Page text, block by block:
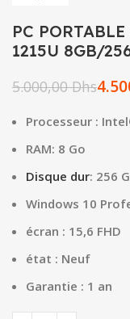
PC
1215U 8GB/
5.000,00Dhs
Processeur :
RAM: 8 Go
Disque dur: 256
Windows 10
écran : 15,6 FHD
état : Neuf
Garantie : 1 an